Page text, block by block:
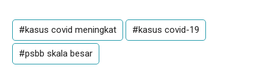
#kasus covid meningkat #kasus covid-19
#psbb skala besar